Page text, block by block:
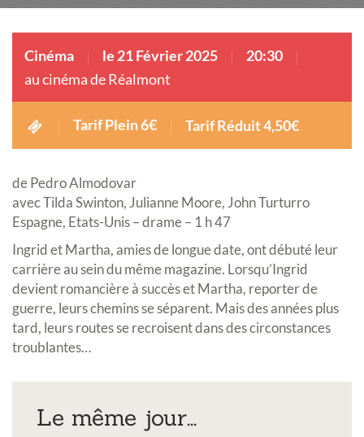
Cinéma le 21 Février 2025
20:30
au cinéma de Réalmont
Tarif Plein 6€ Tarif Réduit 4,50€
de Pedro Almodovar
avec Tilda Swinton, Julianne Moore, John Turturro
Espagne, Etats-Unis – drame – 1 h 47
Ingrid et Martha, amies de longue date, ont débuté leur
carrière au sein du même magazine. Lorsqu’Ingrid
devient romancière à succès et Martha, reporter de
guerre, leurs chemins se séparent. Mais des années plus
tard, leurs routes se recroisent dans des circonstances
troublantes…
Le même jour...